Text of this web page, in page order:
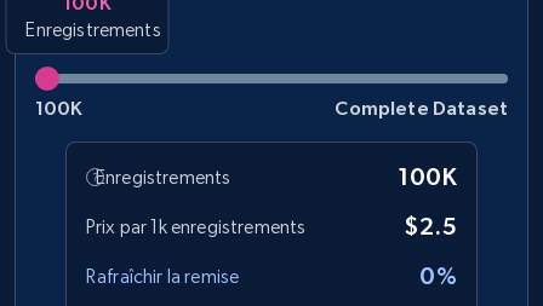
URL, Product id, Title, Images, Final price,
Enregistrements
100K Complete Dataset
Enregistrements 100K
Prix par 1k enregistrements $2.5
Rafraîchir la remise 0%